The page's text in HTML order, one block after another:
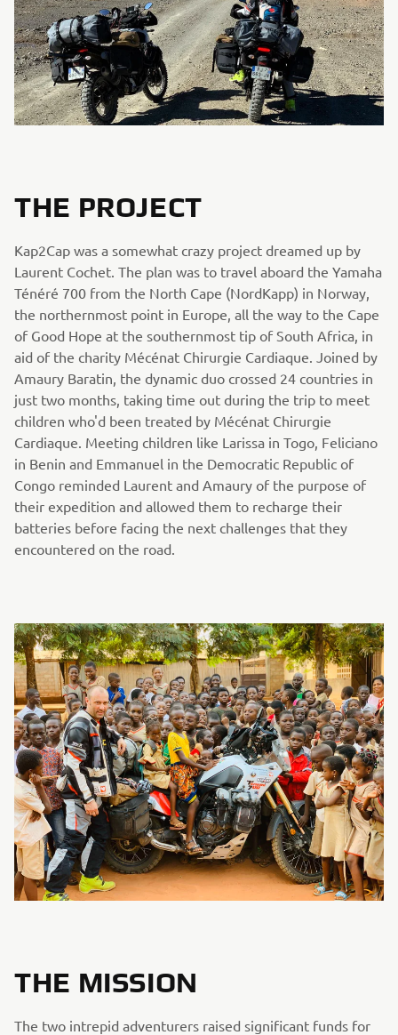
THE PROJECT
Kap2Cap was a somewhat crazy project dreamed up by
Laurent Cochet. The plan was to travel aboard the Yamaha
Ténéré 700 from the North Cape (NordKapp) in Norway,
the northernmost point in Europe, all the way to the Cape
of Good Hope at the southernmost tip of South Africa, in
aid of the charity Mécénat Chirurgie Cardiaque. Joined by
Amaury Baratin, the dynamic duo crossed 24 countries in
just two months, taking time out during the trip to meet
children who'd been treated by Mécénat Chirurgie
Cardiaque. Meeting children like Larissa in Togo, Feliciano
in Benin and Emmanuel in the Democratic Republic of
Congo reminded Laurent and Amaury of the purpose of
their expedition and allowed them to recharge their
batteries before facing the next challenges that they
encountered on the road.
THE MISSION
The two intrepid adventurers raised significant funds for